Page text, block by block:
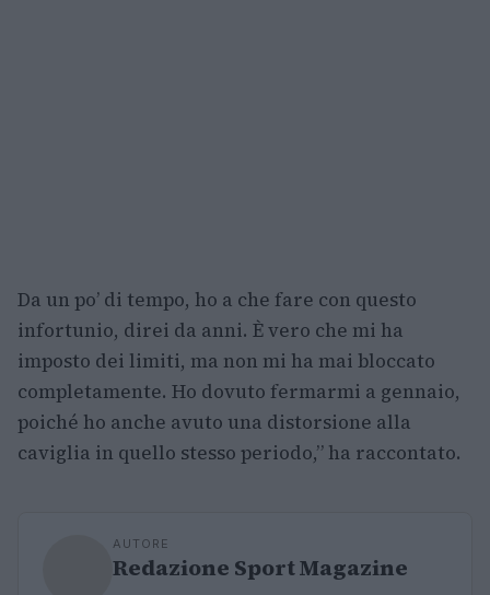
Da un po’ di tempo, ho a che fare con questo
infortunio, direi da anni. È vero che mi ha
imposto dei limiti, ma non mi ha mai bloccato
completamente. Ho dovuto fermarmi a gennaio,
poiché ho anche avuto una distorsione alla
caviglia in quello stesso periodo,” ha raccontato.
AUTORE
Redazione Sport Magazine